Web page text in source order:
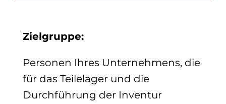
Zielgruppe:
Personen Ihres Unternehmens, die
für das Teilelager und die
Durchführung der Inventur